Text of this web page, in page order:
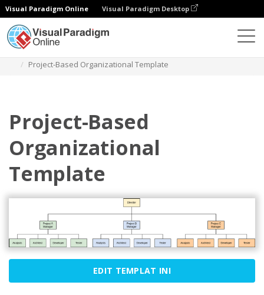
Visual Paradigm Online Visual Paradigm Desktop
Project-Based Organizational Template
Project-Based
Organizational
Template
EDIT TEMPLAT INI